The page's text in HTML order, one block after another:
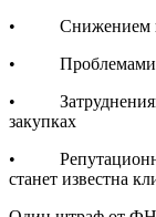
• Снижением
• Проблемами с
•
закупках
•
станет известна